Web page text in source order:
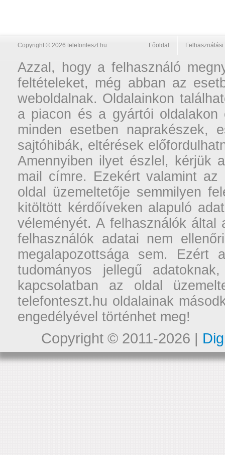
Copyright © 2026 telefonteszt.hu Főoldal
Azzal, hogy a felhasználó
feltételeket, még abban az
weboldalnak. Oldalainkon
a piacon és a gyártói oldalakon
minden esetben naprakészek,
sajtóhibák, eltérések
Amennyiben ilyet észlel, kérjük
mail címre. Ezekért valamint
oldal üzemeltetője semmilyen
kitöltött kérdőíveken alapuló
véleményét. A felhasználók
felhasználók adatai nem
megalapozottsága sem. Ezért
tudományos jellegű
kapcsolatban az oldal
telefonteszt.hu oldalainak
engedélyével történhet meg!
Copyright © 2011-2026 |